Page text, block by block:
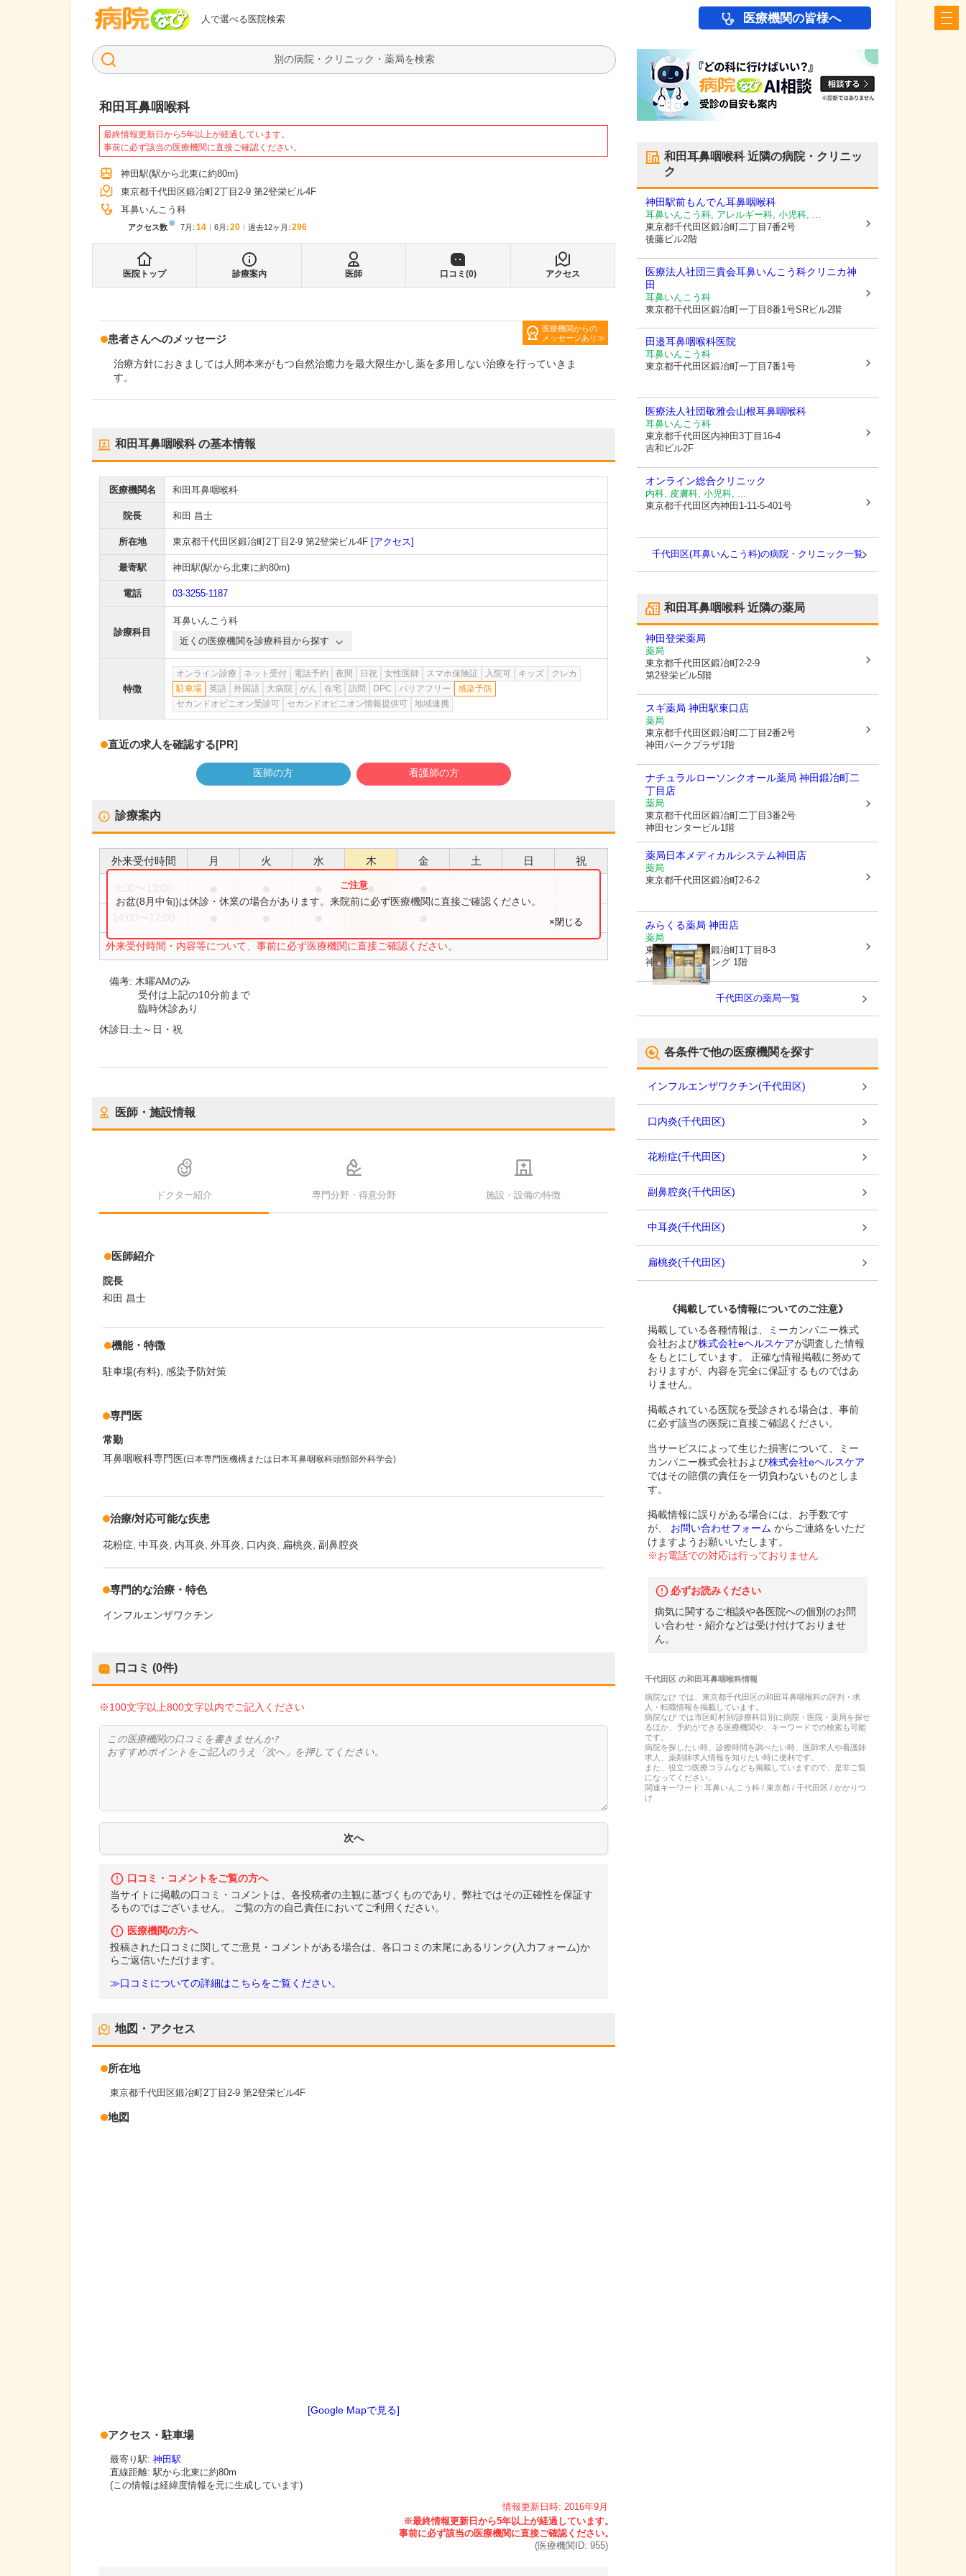
人で選べる医院検索
病院なび 医療機関の皆様へ
検索
和田耳鼻咽喉科
最終情報更新日から5年以上が経過しています。
事前に必ず該当の医療機関に直接ご確認ください。
神田駅(駅から北東に約80m)
東京都千代田区鍛冶町2丁目2-9 第2登栄ビル4F
耳鼻いんこう科
アクセス数※ 7月 : 14 6月 : 20 過去12ヶ月: 296
医院トップ 診療案内 医師 口コミ(0) アクセス
医療機関からの
メッセージあり
患者さんへのメッセージ
治療方針におきましては人間本来がもつ自然治癒力を最大限生かし薬を多用しない治療を行っていきま
す。
和田耳鼻咽喉科の基本情報
医療機関名 和田耳鼻咽喉科
院長 和田 昌士
所在地 東京都千代田区鍛冶町2丁目2-9 第2登栄ビル4F [アクセス]
最寄駅 神田駅(駅から北東に約80m)
電話 03-3255-1187
診療科目
耳鼻いんこう科
近くの医療機関を診療科目から探す
特徴
オンライン診療 ネット受付 電話予約 夜間 日祝 女性医師 スマホ保険証 入院可 キッズ
クレカ
駐車場
英語 外国語 大病院 がん 在宅 訪問 DPC バリアフリー
感染予防
セカンドオピニオン受診可
セカンドオピニオン情報提供可 地域連携
直近の求人を確認する[PR]
医師の方 看護師の方
診療案内
外来受付時間 月 火 水 木 金 土 日 祝
●
外来受付時間・内容等について、事前に必ず医療機関に直接ご確認ください。
お盆(8月中旬)は休診・休業の場合があります。来院前に必ず医療機関に直接ご確認ください。
×閉じる
備考: 木曜AMのみ
受付は上記の10分前まで
臨時休診あり
休診日:土～日・祝
医師・施設情報
ドクター紹介 専門分野・得意分野 施設・設備の特徴
医師紹介
院長
和田 昌士
機能・特徴
駐車場(有料) 感染予防対策
専門医
常勤
耳鼻咽喉科専門医(日本専門医機構または日本耳鼻咽喉科頭頸部外科学会)
治療/対応可能な疾患
花粉症 中耳炎 内耳炎 外耳炎 口内炎 扁桃炎 副鼻腔炎
専門的な治療・特色
インフルエンザワクチン
口コミ (0件)
※100文字以上800文字以内でご記入ください
口コミ・コメントをご覧の方へ
当サイトに掲載の口コミ・コメントは、各投稿者の主観に基づくものであり、弊社ではその正確性を保証す
るものではございません。 ご覧の方の自己責任においてご利用ください。
医療機関の方へ
投稿された口コミに関してご意見・コメントがある場合は、各口コミの末尾にあるリンク(入力フォーム)か
らご返信いただけます。
≫口コミについての詳細はこちらをご覧ください。
地図・アクセス
所在地
東京都千代田区鍛冶町2丁目2-9 第2登栄ビル4F
地図
[Google Mapで見る]
アクセス・駐車場
最寄り駅: 神田駅
直線距離: 駅から北東に約80m
(この情報は経緯度情報を元に生成しています)
情報更新日時: 2016年9月
(医療機関ID: 955)
和田耳鼻咽喉科近隣の病院・クリニッ
ク
神田駅前もんでん耳鼻咽喉科
耳鼻いんこう科, アレルギー科, 小児科, ...
東京都千代田区鍛冶町二丁目7番2号
後藤ビル2階
医療法人社団三貴会耳鼻いんこう科クリニカ神
田
耳鼻いんこう科
東京都千代田区鍛冶町一丁目8番1号SRビル2階
田邉耳鼻咽喉科医院
耳鼻いんこう科
東京都千代田区鍛冶町一丁目7番1号
医療法人社団敬雅会山根耳鼻咽喉科
耳鼻いんこう科
東京都千代田区内神田3丁目16-4
吉和ビル2F
オンライン総合クリニック
内科, 皮膚科, 小児科, ...
東京都千代田区内神田1-11-5-401号
千代田区(耳鼻いんこう科)の病院・クリニック一覧
和田耳鼻咽喉科近隣の薬局
神田登栄薬局
薬局
東京都千代田区鍛冶町2-2-9
第2登栄ビル5階
スギ薬局 神田駅東口店
薬局
東京都千代田区鍛冶町二丁目2番2号
神田パークプラザ1階
ナチュラルローソンクオール薬局 神田鍛冶町二
丁目店
薬局
東京都千代田区鍛冶町二丁目3番2号
神田センタービル1階
薬局日本メディカルシステム神田店
薬局
東京都千代田区鍛冶町2-6-2
みらくる薬局 神田店
薬局
東京都千代田区鍛冶町1丁目8-3
神田91ビルディング 1階
千代田区の薬局一覧
各条件で他の医療機関を探す
インフルエンザワクチン(千代田区)
口内炎(千代田区)
花粉症(千代田区)
副鼻腔炎(千代田区)
中耳炎(千代田区)
扁桃炎(千代田区)
《掲載している情報についてのご注意》
掲載している各種情報は、ミーカンパニー株式
会社および株式会社eヘルスケアが調査した情報
をもとにしています。 正確な情報掲載に努めて
おりますが、内容を完全に保証するものではあ
りません。
掲載されている医院を受診される場合は、事前
に必ず該当の医院に直接ご確認ください。
当サービスによって生じた損害について、ミー
カンパニー株式会社および株式会社eヘルスケア
ではその賠償の責任を一切負わないものとしま
す。
掲載情報に誤りがある場合には、お手数です
が、
お問い合わせフォーム からご連絡をいただ
けますようお願いいたします。
※お電話での対応は行っておりません
必ずお読みください
病気に関するご相談や各医院への個別のお問
い合わせ・紹介などは受け付けておりませ
ん。
千代田区の和田耳鼻咽喉科情報
病院なび では、 東京都千代田区の和田耳鼻咽喉科の評判・求
人・転職情報を掲載しています。
病院なび では市区町村別/診療科目別に病院・医院・薬局を探せ
るほか、予約ができる医療機関や、キーワードでの検索も可能
です。
病院を探したい時、診療時間を調べたい時、医師求人や看護師
求人、薬剤師求人情報を知りたい時に便利です。
また、役立つ医療コラムなども掲載していますので、是非ご覧
になってください。
関連キーワード: 耳鼻いんこう科 / 東京都 / 千代田区 / かかりつ
け